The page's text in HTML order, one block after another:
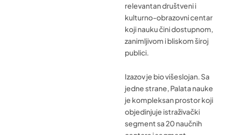
relevantan društveni i
kulturno-obrazovni centar
koji nauku čini dostupnom,
zanimljivom i bliskom široj
publici.
Izazov je bio višeslojan. Sa
jedne strane, Palata nauke
je kompleksan prostor koji
objedinjuje istraživački
segment sa 20 naučnih